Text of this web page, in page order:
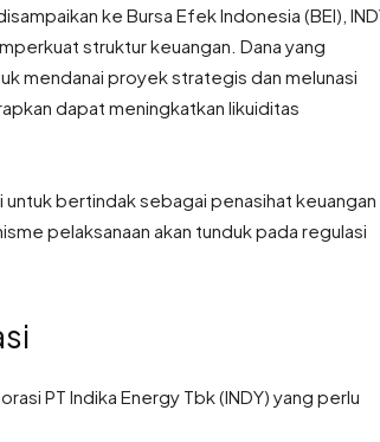
ke Bursa Efek Indonesia (BEI),
struktur keuangan. Dana yang
mendanai proyek strategis dan melunasi
dapat meningkatkan likuiditas
untuk bertindak sebagai penasihat keuangan
pelaksanaan akan tunduk pada regulasi
PT Indika Energy Tbk (INDY) yang perlu